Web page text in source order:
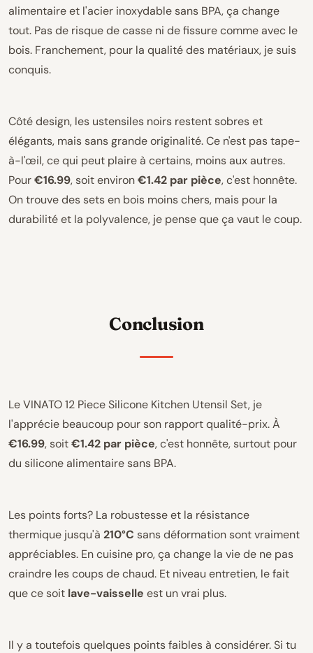
alimentaire et l'acier inoxydable sans BPA, ça change
tout. Pas de risque de casse ni de fissure comme avec le
bois. Franchement, pour la qualité des matériaux, je suis
conquis.
Côté design, les ustensiles noirs restent sobres et
élégants, mais sans grande originalité. Ce n'est pas tape-
à-l'œil, ce qui peut plaire à certains, moins aux autres.
Pour€16.99, soit environ€1.42 par pièce, c'est honnête.
On trouve des sets en bois moins chers, mais pour la
durabilité et la polyvalence, je pense que ça vaut le coup.
Conclusion
Le VINATO 12 Piece Silicone Kitchen Utensil Set, je
l'apprécie beaucoup pour son rapport qualité-prix. À
€16.99, soit€1.42 par pièce, c'est honnête, surtout pour
du silicone alimentaire sans BPA.
Les points forts? La robustesse et la résistance
thermique jusqu'à 210°C sans déformation sont vraiment
appréciables. En cuisine pro, ça change la vie de ne pas
craindre les coups de chaud. Et niveau entretien, le fait
que ce soit lave-vaisselle est un vrai plus.
Il y a toutefois quelques points faibles à considérer. Si tu